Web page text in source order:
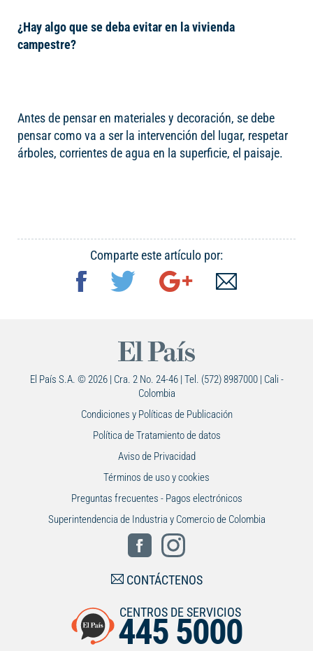
¿Hay algo que se deba evitar en la vivienda
campestre?
Antes de pensar en materiales y decoración, se debe
pensar como va a ser la intervención del lugar, respetar
árboles, corrientes de agua en la superficie, el paisaje.
Comparte este artículo por:
El País S.A. © 2026 | Cra. 2 No. 24-46 | Tel. (572) 8987000 | Cali -
Colombia
Condiciones y Políticas de Publicación
Política de Tratamiento de datos
Aviso de Privacidad
Términos de uso y cookies
Preguntas frecuentes - Pagos electrónicos
Superintendencia de Industria y Comercio de Colombia
CONTÁCTENOS
CENTROS DE SERVICIOS
445 5000